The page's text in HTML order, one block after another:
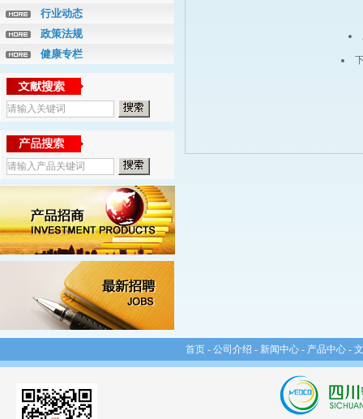
行业动态
政策法规
健康专栏
首页- 公司介绍 -新闻中心- 产品中心-